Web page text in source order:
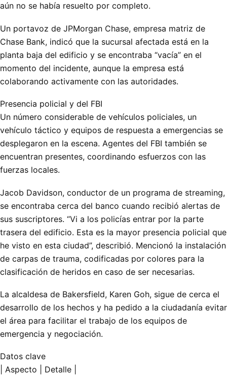
aún no se había resuelto por completo.
Un portavoz de JPMorgan Chase, empresa matriz de
Chase Bank, indicó que la sucursal afectada está en la
planta baja del edificio y se encontraba “vacía” en el
momento del incidente, aunque la empresa está
colaborando activamente con las autoridades.
Presencia policial y del FBI
Un número considerable de vehículos policiales, un
vehículo táctico y equipos de respuesta a emergencias se
desplegaron en la escena. Agentes del FBI también se
encuentran presentes, coordinando esfuerzos con las
fuerzas locales.
Jacob Davidson, conductor de un programa de streaming,
se encontraba cerca del banco cuando recibió alertas de
sus suscriptores. “Vi a los policías entrar por la parte
trasera del edificio. Esta es la mayor presencia policial que
he visto en esta ciudad”, describió. Mencionó la instalación
de carpas de trauma, codificadas por colores para la
clasificación de heridos en caso de ser necesarias.
La alcaldesa de Bakersfield, Karen Goh, sigue de cerca el
desarrollo de los hechos y ha pedido a la ciudadanía evitar
el área para facilitar el trabajo de los equipos de
emergencia y negociación.
Datos clave
| Aspecto | Detalle |